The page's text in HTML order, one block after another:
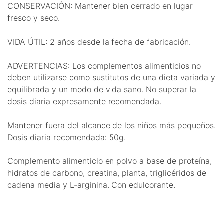
CONSERVACIÓN: Mantener bien cerrado en lugar
fresco y seco.
VIDA ÚTIL: 2 años desde la fecha de fabricación.
ADVERTENCIAS: Los complementos alimenticios no
deben utilizarse como sustitutos de una dieta variada y
equilibrada y un modo de vida sano. No superar la
dosis diaria expresamente recomendada.
Mantener fuera del alcance de los niños más pequeños.
Dosis diaria recomendada: 50g.
Complemento alimenticio en polvo a base de proteína,
hidratos de carbono, creatina, planta, triglicéridos de
cadena media y L-arginina. Con edulcorante.